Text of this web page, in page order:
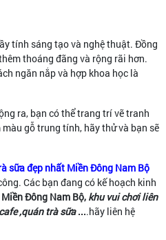
tính sáng tạo và nghệ thuật. Đồng
thoáng đãng và rộng rãi hơn.
ngăn nắp và hợp khoa học là
ra, bạn có thể trang trí vẽ tranh
gỗ trung tính, hãy thử và bạn sẽ
sữa đẹp nhất Miền Đông Nam Bộ
Các bạn đang có kế hoạch kinh
Đông Nam Bộ, khu vui chơi liên
,quán trà sữa....hãy liên hệ